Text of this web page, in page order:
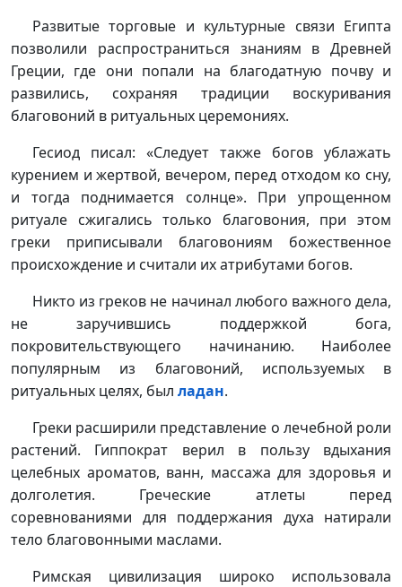
Развитые торговые и культурные связи Египта
позволили распространиться знаниям в Древней
Греции, где они попали на благодатную почву и
развились, сохраняя традиции воскуривания
благовоний в ритуальных церемониях.
Гесиод писал: «Следует также богов ублажать
курением и жертвой, вечером, перед отходом ко сну,
и тогда поднимается солнце». При упрощенном
ритуале сжигались только благовония, при этом
греки приписывали благовониям божественное
происхождение и считали их атрибутами богов.
Никто из греков не начинал любого важного дела,
не заручившись поддержкой бога,
покровительствующего начинанию. Наиболее
популярным из благовоний, используемых в
ритуальных целях, был ладан.
Греки расширили представление о лечебной роли
растений. Гиппократ верил в пользу вдыхания
целебных ароматов, ванн, массажа для здоровья и
долголетия. Греческие атлеты перед
соревнованиями для поддержания духа натирали
тело благовонными маслами.
Римская цивилизация широко использовала